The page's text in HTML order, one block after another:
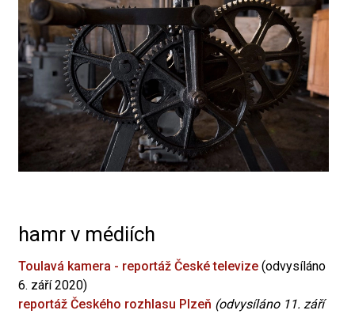
hamr v médiích
Toulavá kamera - reportáž České televize (odvysíláno
6. září 2020)
reportáž Českého rozhlasu Plzeň (odvysíláno 11. září